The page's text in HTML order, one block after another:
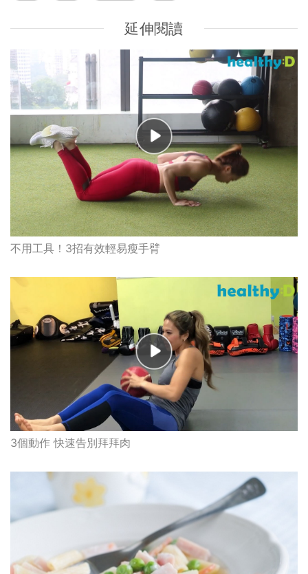
延伸閱讀
不用工具！3招有效輕易瘦手臂
3個動作 快速告別拜拜肉